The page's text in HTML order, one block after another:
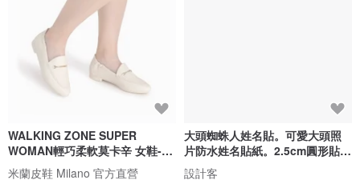
WALKING ZONE SUPER
WOMAN輕巧柔軟莫卡辛 女鞋-米
白
米蘭皮鞋 Milano 官方直營
大頭蜘蛛人姓名貼。可愛大頭照
片防水姓名貼紙。2.5cm圓形貼
92枚
設計客